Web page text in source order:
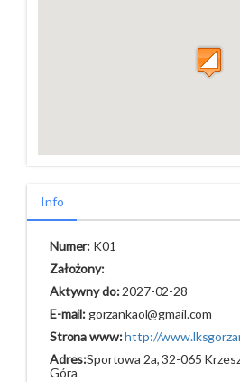
Info
Numer: K01
Założony:
Aktywny do:2027-02-28
E-mail: gorzankaol@gmail.com
Strona www:http://
Adres:Sportowa 2a, 32-065
Góra